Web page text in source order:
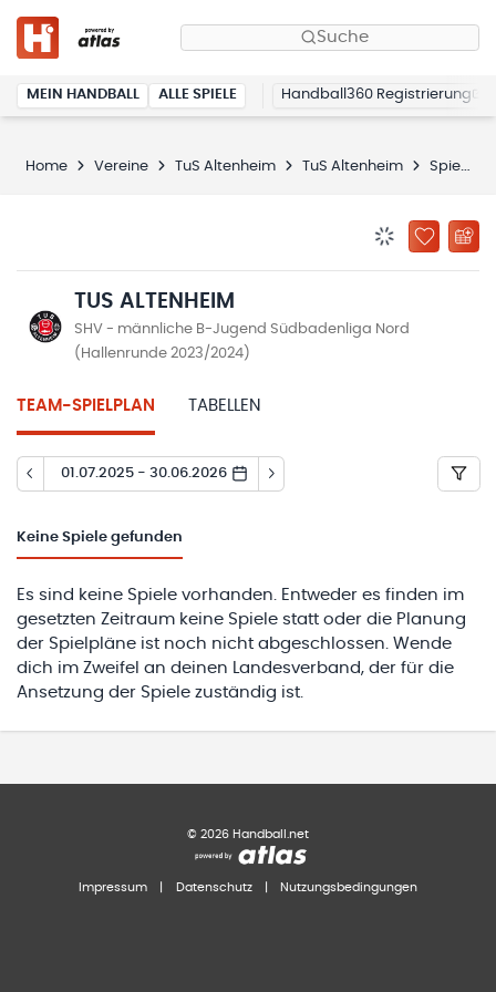
Suche
MEIN HANDBALL ALLE SPIELE Handball360 Registrierung
Home Vereine TuS Altenheim TuS Altenheim Spielplan
ZU
TUS ALTENHEIM
SHV - männliche B-Jugend Südbadenliga Nord
(Hallenrunde 2023/2024)
TEAM-SPIELPLAN TABELLEN
01.07.2025 - 30.06.2026
Keine Spiele gefunden
Es sind keine Spiele vorhanden. Entweder es finden im
gesetzten Zeitraum keine Spiele statt oder die Planung
der Spielpläne ist noch nicht abgeschlossen. Wende
dich im Zweifel an deinen Landesverband, der für die
Ansetzung der Spiele zuständig ist.
© 2026 Handball.net
Impressum Datenschutz Nutzungsbedingungen